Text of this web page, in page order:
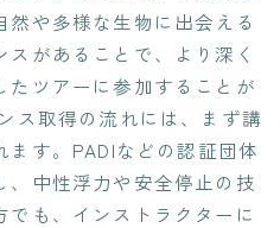
然や多様な生物に出会える
があることで、より深く
たツアーに参加することが
ス取得の流れには、まず講
す。PADIなどの認証団体
、中性浮力や安全停止の技
も、インストラクターに